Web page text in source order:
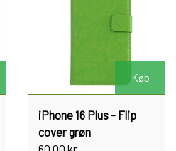
Køb
iPhone 16 Plus - Flip
cover grøn